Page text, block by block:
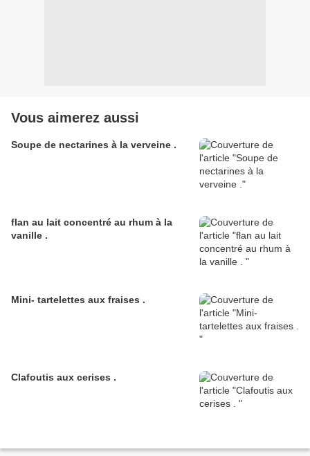
Vous aimerez aussi
Soupe de nectarines à la verveine .
flan au lait concentré au rhum à la
vanille .
Mini- tartelettes aux fraises .
Clafoutis aux cerises .